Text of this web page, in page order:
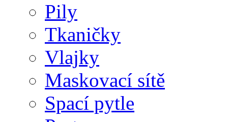
Pily
Tkaničky
Vlajky
Maskovací sítě
Spací pytle